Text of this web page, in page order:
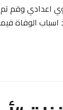
اعدادي وقم
الوفاة